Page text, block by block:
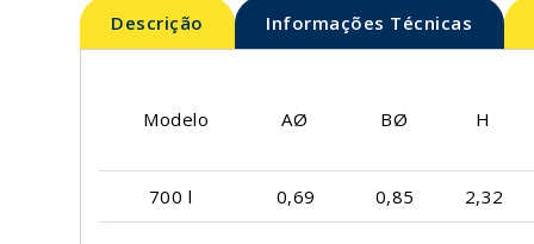
Descrição Informações Técnicas
Modelo AØ BØ H
700 l 0,69 0,85 2,32